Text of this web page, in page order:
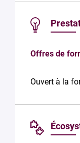
Offres de
Ouvert à la